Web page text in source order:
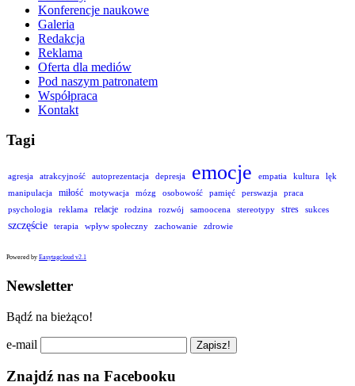
Konferencje naukowe
Galeria
Redakcja
Reklama
Oferta dla mediów
Pod naszym patronatem
Współpraca
Kontakt
Tagi
agresja atrakcyjność autoprezentacja depresja emocje empatia kultura
lęk
manipulacja
miłość motywacja mózg osobowość pamięć perswazja
praca
psychologia
reklama relacje rodzina rozwój samoocena stereotypy stres sukces
szczęście terapia wpływ społeczny zachowanie zdrowie
Powered by Easytagcloud v2.1
Newsletter
Bądź na bieżąco!
e-mail
Znajdź nas na Facebooku